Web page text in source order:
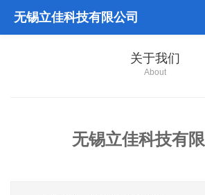
无锡立佳科技有限公司
关于我们
About
无锡立佳科技有